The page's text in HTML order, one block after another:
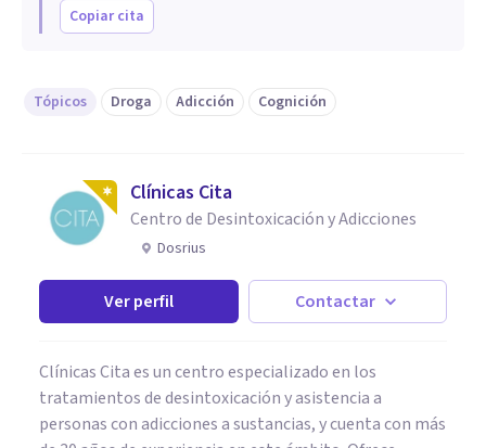
Copiar cita
Tópicos Droga Adicción Cognición
Clínicas Cita
Centro de Desintoxicación y Adicciones
Dosrius
Ver perfil Contactar
Clínicas Cita es un centro especializado en los
tratamientos de desintoxicación y asistencia a
personas con adicciones a sustancias, y cuenta con más